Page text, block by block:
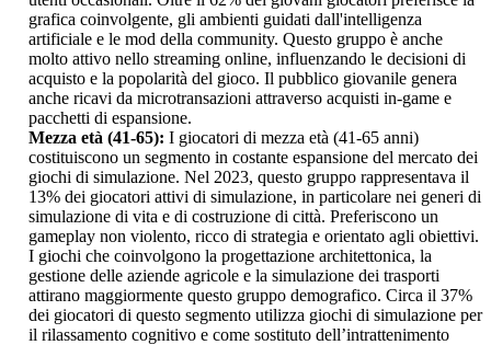
grafica coinvolgente, gli ambienti guidati dall'intelligenza
artificiale e le mod della community. Questo gruppo è anche
molto attivo nello streaming online, influenzando le decisioni di
acquisto e la popolarità del gioco. Il pubblico giovanile genera
anche ricavi da microtransazioni attraverso acquisti in-game e
pacchetti di espansione.
Mezza età (41-65): I giocatori di mezza età (41-65 anni)
costituiscono un segmento in costante espansione del mercato dei
giochi di simulazione. Nel 2023, questo gruppo rappresentava il
13% dei giocatori attivi di simulazione, in particolare nei generi di
simulazione di vita e di costruzione di città. Preferiscono un
gameplay non violento, ricco di strategia e orientato agli obiettivi.
I giochi che coinvolgono la progettazione architettonica, la
gestione delle aziende agricole e la simulazione dei trasporti
attirano maggiormente questo gruppo demografico. Circa il 37%
dei giocatori di questo segmento utilizza giochi di simulazione per
il rilassamento cognitivo e come sostituto dell’intrattenimento